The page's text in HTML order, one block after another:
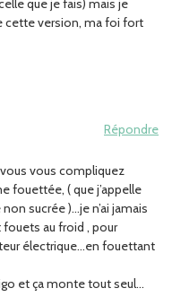
que je fais) mais je
cette version, ma foi fort
Répondre
vous compliquez
fouettée, ( que j’appelle
sucrée )…je n’ai jamais
au froid , pour
électrique…en fouettant
et ça monte tout seul…